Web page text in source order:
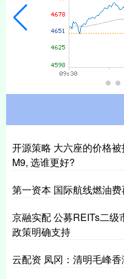
开源策略 大六座的价格
M9, 选谁更好?
第一资本 国际航线燃油
京融实配 公募REITs二
政策明确支持
云配资 凤冈：清明毛峰